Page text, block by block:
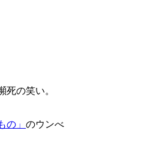
死の笑い。
の」のウンべ